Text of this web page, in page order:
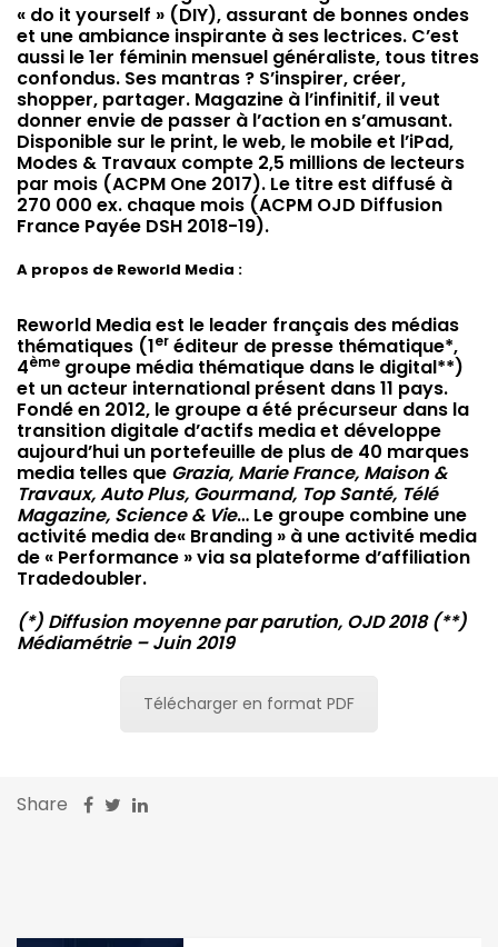
« do it yourself » (DIY), assurant de bonnes ondes
et une ambiance inspirante à ses lectrices. C’est
aussi le 1er féminin mensuel généraliste, tous titres
confondus. Ses mantras ? S’inspirer, créer,
shopper, partager. Magazine à l’infinitif, il veut
donner envie de passer à l’action en s’amusant.
Disponible sur le print, le web, le mobile et l’iPad,
Modes & Travaux compte 2,5 millions de lecteurs
par mois (ACPM One 2017). Le titre est diffusé à
270 000 ex. chaque mois (ACPM OJD Diffusion
France Payée DSH 2018-19).
A propos de Reworld Media :
Reworld Media est le leader français des médias
thématiques (1er éditeur de presse thématique*,
4ème groupe média thématique dans le digital**)
et un acteur international présent dans 11 pays.
Fondé en 2012, le groupe a été précurseur dans la
transition digitale d’actifs media et développe
aujourd’hui un portefeuille de plus de 40 marques
media telles que Grazia, Marie France, Maison &
Travaux, Auto Plus, Gourmand, Top Santé, Télé
Magazine, Science & Vie… Le groupe combine une
activité media de« Branding » à une activité media
de « Performance » via sa plateforme d’affiliation
Tradedoubler.
(*) Diffusion moyenne par parution, OJD 2018 (**)
Médiamétrie – Juin 2019
Télécharger en format PDF
Share